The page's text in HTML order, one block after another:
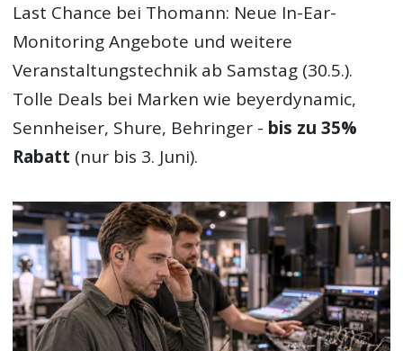
Last Chance bei Thomann: Neue In-Ear-
Monitoring Angebote und weitere
Veranstaltungstechnik ab Samstag (30.5.).
Tolle Deals bei Marken wie beyerdynamic,
Sennheiser, Shure, Behringer - bis zu 35%
Rabatt (nur bis 3. Juni).